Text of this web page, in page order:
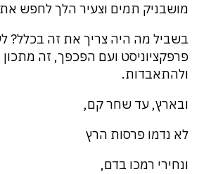
מושבניק תמים וצעיר הלך לחפש
בשביל מה היה צריך את זה בכלל?
פרפקציוניסט ועם הפכפך, זה מתכון
ולהתאבדות.
ובארץ, עד שחר קם,
לא נדמו פרסות הרץ
ונחירי רמכו בדם,